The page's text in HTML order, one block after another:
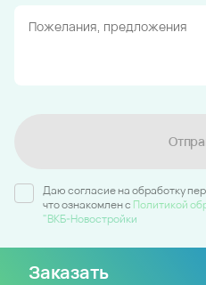
Даю согласие на обработку
что ознакомлен c Политикой
"ВКБ-Новостройки
Заказать